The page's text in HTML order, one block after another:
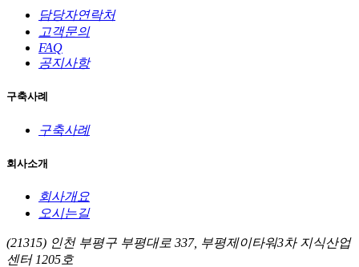
담당자연락처
고객문의
FAQ
공지사항
구축사례
구축사례
회사소개
회사개요
오시는길
(21315) 인천 부평구 부평대로 337, 부평제이타워3차 지식산업
센터 1205호